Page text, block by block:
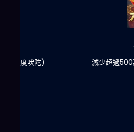
六合彩
減少超過500萬個低概